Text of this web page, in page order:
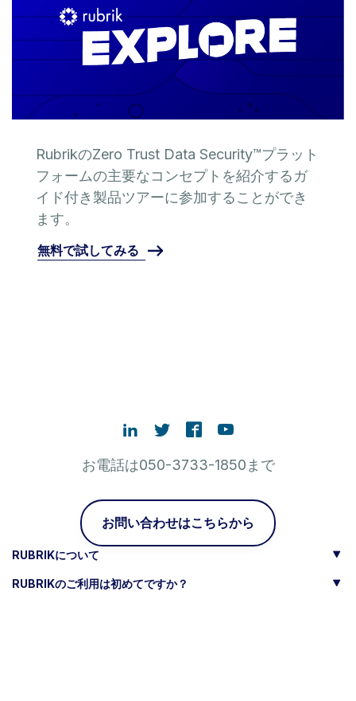
RubrikのZero Trust Data Security™プラット
フォームの主要なコンセプトを紹介するガ
イド付き製品ツアーに参加することができ
ます。
無料で試してみる
お電話は050-3733-1850まで
お問い合わせはこちらから
RUBRIKについて
RUBRIKのご利用は初めてですか？